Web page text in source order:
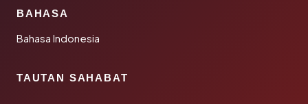
BAHASA
Bahasa Indonesia
TAUTAN SAHABAT